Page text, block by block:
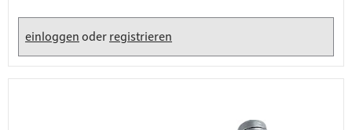
einloggenoderregistrieren